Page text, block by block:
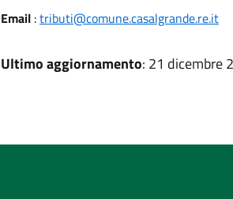
Email:tributi@comune.casalgrande.re.it
Ultimo aggiornamento: 21 dicembre